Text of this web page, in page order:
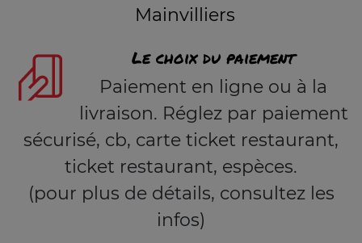
Mainvilliers
Le choix du paiement
Paiement en ligne ou à la
livraison. Réglez par paiement
sécurisé, cb, carte ticket restaurant,
ticket restaurant, espèces.
(pour plus de détails, consultez les
infos)